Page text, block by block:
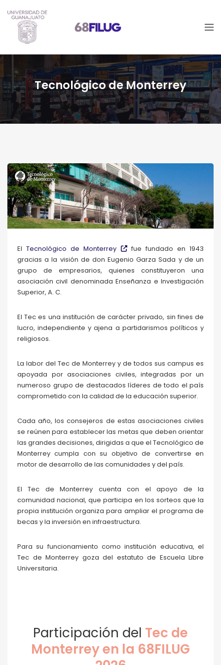
Tecnológico de Monterrey
ElTecnológico de Monterrey
fue fundado en 1943
gracias a la visión de don Eugenio Garza Sada y de un
grupo de empresarios, quienes constituyeron una
asociación civil denominada Enseñanza e Investigación
Superior, A. C.
El Tec es una institución de carácter privado, sin fines de
lucro, independiente y ajena a partidarismos políticos y
religiosos.
La labor del Tec de Monterrey y de todos sus campus es
apoyada por asociaciones civiles, integradas por un
numeroso grupo de destacados líderes de todo el país
comprometido con la calidad de la educación superior.
Cada año, los consejeros de estas asociaciones civiles
se reúnen para establecer las metas que deben orientar
las grandes decisiones, dirigidas a que el Tecnológico de
Monterrey cumpla con su objetivo de convertirse en
motor de desarrollo de las comunidades y del país.
El Tec de Monterrey cuenta con el apoyo de la
comunidad nacional, que participa en los sorteos que la
propia institución organiza para ampliar el programa de
becas y la inversión en infraestructura.
Para su funcionamiento como institución educativa, el
Tec de Monterrey goza del estatuto de Escuela Libre
Universitaria.
Participación del Tec de
Monterrey en la 68FILUG